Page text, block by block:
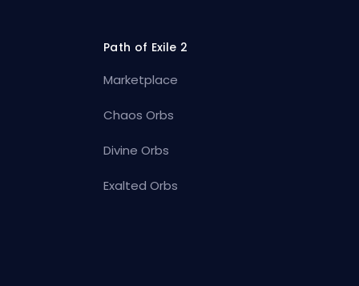
Path of Exile 2
Marketplace
Chaos Orbs
Divine Orbs
Exalted Orbs